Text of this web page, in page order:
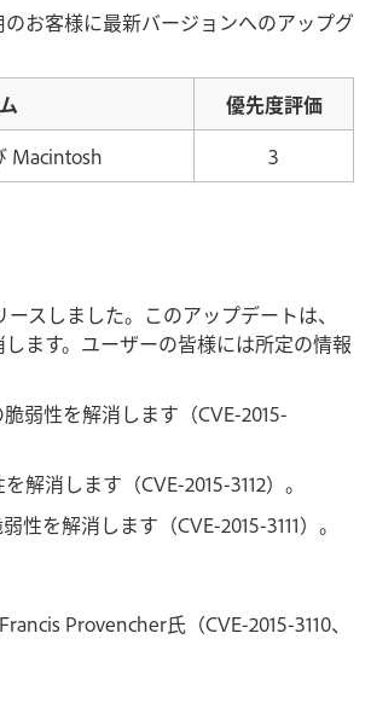
お客様に最新バージョンへのアップグ
優先度評価
Macintosh 3
スしました。このアップデートは、
ます。ユーザーの皆様には所定の情報
弱性を解消します（CVE-2015-
消します（CVE-2015-3112）。
を解消します（CVE-2015-3111）。
Provencher氏（CVE-2015-3110、